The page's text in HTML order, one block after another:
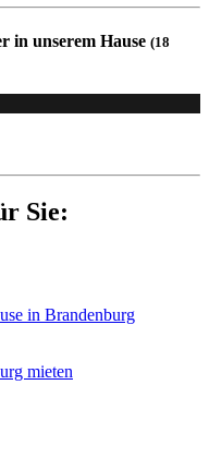
in unserem Hause (18
Sie: